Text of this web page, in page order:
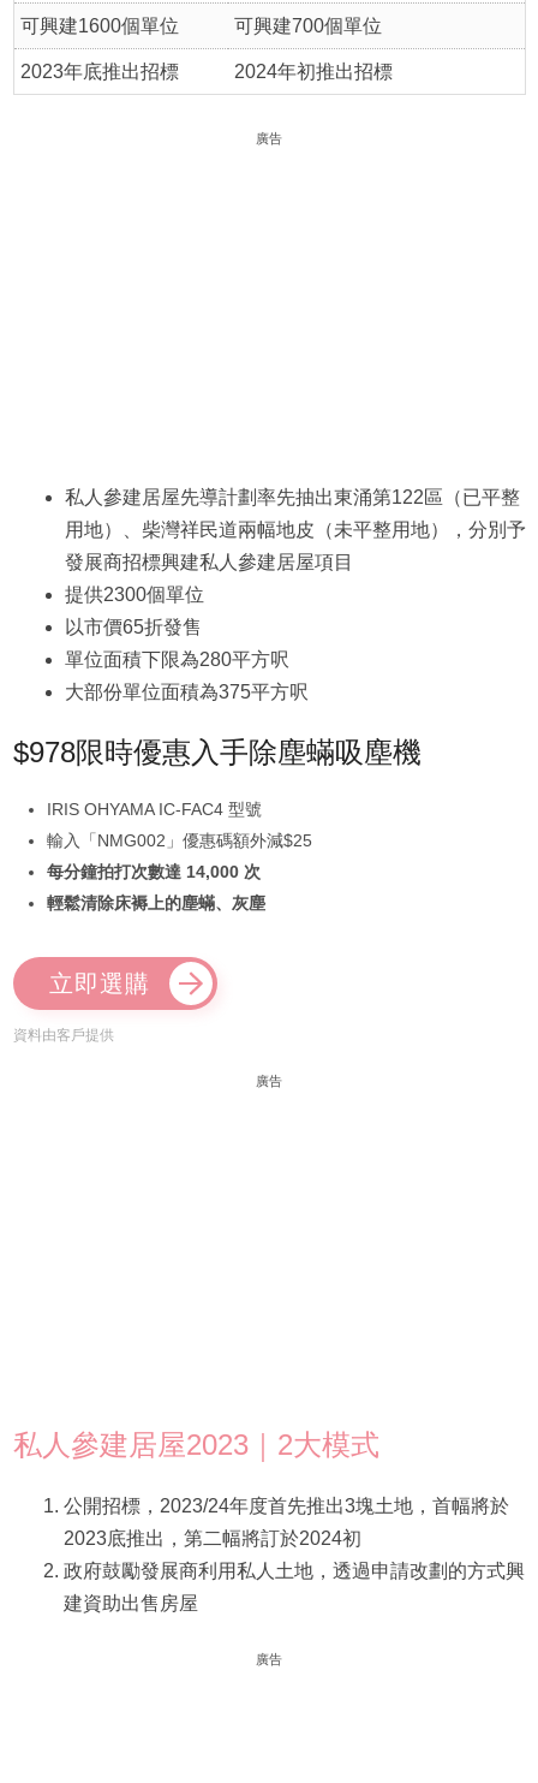
可興建1600個單位 可興建700個單位
2023年底推出招標 2024年初推出招標
廣告
私人參建居屋先導計劃率先抽出東涌第122區（已平整
用地）、柴灣祥民道兩幅地皮（未平整用地），分別予
發展商招標興建私人參建居屋項目
提供2300個單位
以市價65折發售
單位面積下限為280平方呎
大部份單位面積為375平方呎
$978限時優惠入手除塵蟎吸塵機
IRIS OHYAMA IC-FAC4 型號
輸入「NMG002」優惠碼額外減$25
每分鐘拍打次數達 14,000 次
輕鬆清除床褥上的塵蟎、灰塵
立即選購
資料由客戶提供
廣告
私人參建居屋2023｜2大模式
公開招標，2023/24年度首先推出3塊土地，首幅將於
2023底推出，第二幅將訂於2024初
政府鼓勵發展商利用私人土地，透過申請改劃的方式興
建資助出售房屋
廣告